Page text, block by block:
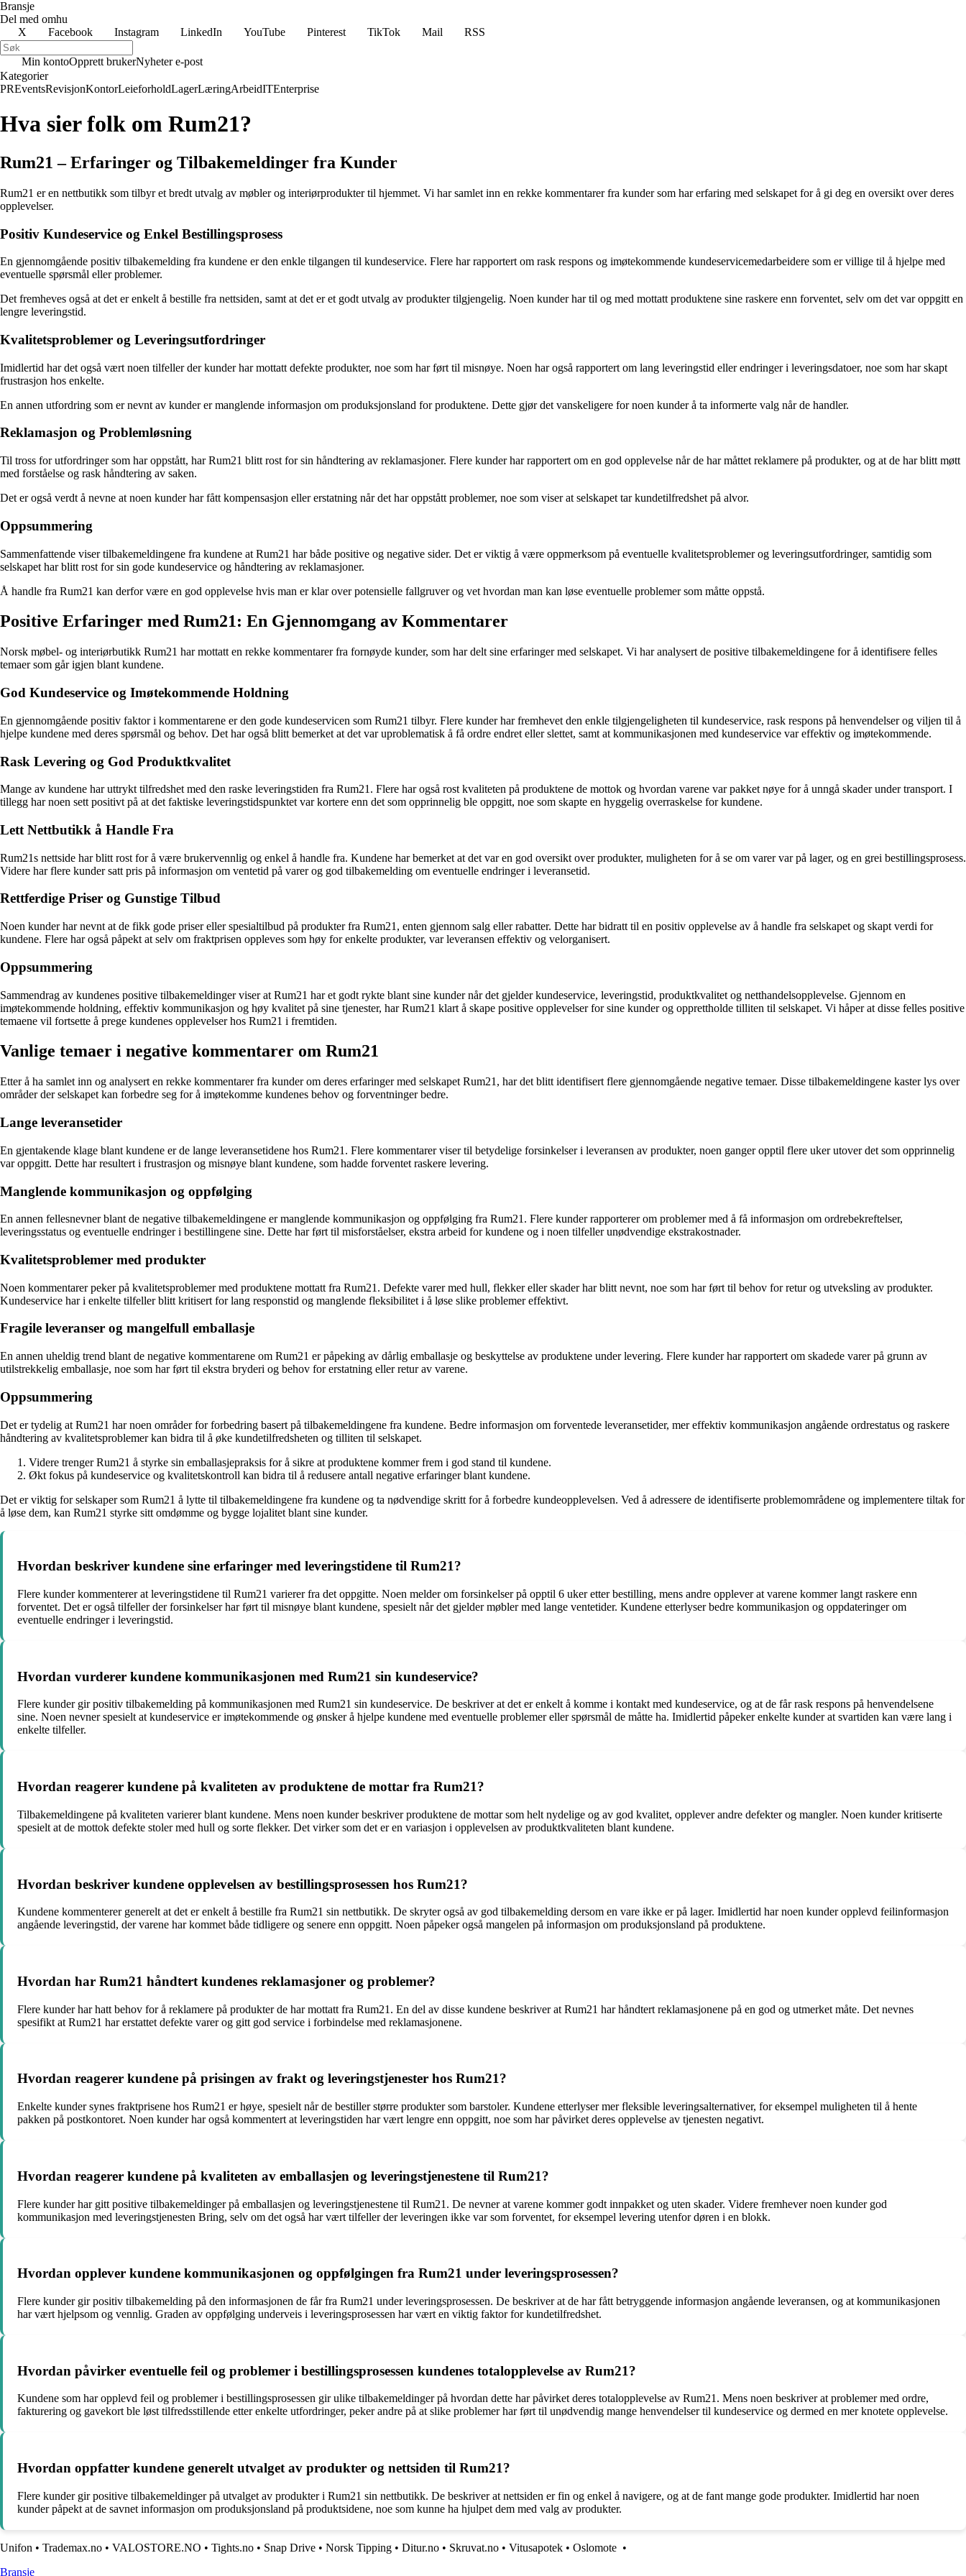
Bransje
Del med omhu
X
Facebook Instagram LinkedIn YouTube Pinterest TikTok Mail RSS
Min kontoOpprett brukerNyheter e-post
Kategorier
PREventsRevisjonKontorLeieforholdLagerLæringArbeidITEnterprise
Hva sier folk om Rum21?
Rum21 – Erfaringer og Tilbakemeldinger fra Kunder
Rum21 er en nettbutikk som tilbyr et bredt utvalg av møbler og interiørprodukter til hjemmet. Vi har samlet inn en rekke kommentarer fra kunder som har erfaring med selskapet for å gi deg en oversikt over deres
opplevelser.
Positiv Kundeservice og Enkel Bestillingsprosess
En gjennomgående positiv tilbakemelding fra kundene er den enkle tilgangen til kundeservice. Flere har rapportert om rask respons og imøtekommende kundeservicemedarbeidere som er villige til å hjelpe med
eventuelle spørsmål eller problemer.
Det fremheves også at det er enkelt å bestille fra nettsiden, samt at det er et godt utvalg av produkter tilgjengelig. Noen kunder har til og med mottatt produktene sine raskere enn forventet, selv om det var oppgitt en
lengre leveringstid.
Kvalitetsproblemer og Leveringsutfordringer
Imidlertid har det også vært noen tilfeller der kunder har mottatt defekte produkter, noe som har ført til misnøye. Noen har også rapportert om lang leveringstid eller endringer i leveringsdatoer, noe som har skapt
frustrasjon hos enkelte.
En annen utfordring som er nevnt av kunder er manglende informasjon om produksjonsland for produktene. Dette gjør det vanskeligere for noen kunder å ta informerte valg når de handler.
Reklamasjon og Problemløsning
Til tross for utfordringer som har oppstått, har Rum21 blitt rost for sin håndtering av reklamasjoner. Flere kunder har rapportert om en god opplevelse når de har måttet reklamere på produkter, og at de har blitt møtt
med forståelse og rask håndtering av saken.
Det er også verdt å nevne at noen kunder har fått kompensasjon eller erstatning når det har oppstått problemer, noe som viser at selskapet tar kundetilfredshet på alvor.
Oppsummering
Sammenfattende viser tilbakemeldingene fra kundene at Rum21 har både positive og negative sider. Det er viktig å være oppmerksom på eventuelle kvalitetsproblemer og leveringsutfordringer, samtidig som
selskapet har blitt rost for sin gode kundeservice og håndtering av reklamasjoner.
Å handle fra Rum21 kan derfor være en god opplevelse hvis man er klar over potensielle fallgruver og vet hvordan man kan løse eventuelle problemer som måtte oppstå.
Positive Erfaringer med Rum21: En Gjennomgang av Kommentarer
Norsk møbel- og interiørbutikk Rum21 har mottatt en rekke kommentarer fra fornøyde kunder, som har delt sine erfaringer med selskapet. Vi har analysert de positive tilbakemeldingene for å identifisere felles
temaer som går igjen blant kundene.
God Kundeservice og Imøtekommende Holdning
En gjennomgående positiv faktor i kommentarene er den gode kundeservicen som Rum21 tilbyr. Flere kunder har fremhevet den enkle tilgjengeligheten til kundeservice, rask respons på henvendelser og viljen til å
hjelpe kundene med deres spørsmål og behov. Det har også blitt bemerket at det var uproblematisk å få ordre endret eller slettet, samt at kommunikasjonen med kundeservice var effektiv og imøtekommende.
Rask Levering og God Produktkvalitet
Mange av kundene har uttrykt tilfredshet med den raske leveringstiden fra Rum21. Flere har også rost kvaliteten på produktene de mottok og hvordan varene var pakket nøye for å unngå skader under transport. I
tillegg har noen sett positivt på at det faktiske leveringstidspunktet var kortere enn det som opprinnelig ble oppgitt, noe som skapte en hyggelig overraskelse for kundene.
Lett Nettbutikk å Handle Fra
Rum21s nettside har blitt rost for å være brukervennlig og enkel å handle fra. Kundene har bemerket at det var en god oversikt over produkter, muligheten for å se om varer var på lager, og en grei bestillingsprosess.
Videre har flere kunder satt pris på informasjon om ventetid på varer og god tilbakemelding om eventuelle endringer i leveransetid.
Rettferdige Priser og Gunstige Tilbud
Noen kunder har nevnt at de fikk gode priser eller spesialtilbud på produkter fra Rum21, enten gjennom salg eller rabatter. Dette har bidratt til en positiv opplevelse av å handle fra selskapet og skapt verdi for
kundene. Flere har også påpekt at selv om fraktprisen oppleves som høy for enkelte produkter, var leveransen effektiv og velorganisert.
Oppsummering
Sammendrag av kundenes positive tilbakemeldinger viser at Rum21 har et godt rykte blant sine kunder når det gjelder kundeservice, leveringstid, produktkvalitet og netthandelsopplevelse. Gjennom en
imøtekommende holdning, effektiv kommunikasjon og høy kvalitet på sine tjenester, har Rum21 klart å skape positive opplevelser for sine kunder og opprettholde tilliten til selskapet. Vi håper at disse felles positive
temaene vil fortsette å prege kundenes opplevelser hos Rum21 i fremtiden.
Vanlige temaer i negative kommentarer om Rum21
Etter å ha samlet inn og analysert en rekke kommentarer fra kunder om deres erfaringer med selskapet Rum21, har det blitt identifisert flere gjennomgående negative temaer. Disse tilbakemeldingene kaster lys over
områder der selskapet kan forbedre seg for å imøtekomme kundenes behov og forventninger bedre.
Lange leveransetider
En gjentakende klage blant kundene er de lange leveransetidene hos Rum21. Flere kommentarer viser til betydelige forsinkelser i leveransen av produkter, noen ganger opptil flere uker utover det som opprinnelig
var oppgitt. Dette har resultert i frustrasjon og misnøye blant kundene, som hadde forventet raskere levering.
Manglende kommunikasjon og oppfølging
En annen fellesnevner blant de negative tilbakemeldingene er manglende kommunikasjon og oppfølging fra Rum21. Flere kunder rapporterer om problemer med å få informasjon om ordrebekreftelser,
leveringsstatus og eventuelle endringer i bestillingene sine. Dette har ført til misforståelser, ekstra arbeid for kundene og i noen tilfeller unødvendige ekstrakostnader.
Kvalitetsproblemer med produkter
Noen kommentarer peker på kvalitetsproblemer med produktene mottatt fra Rum21. Defekte varer med hull, flekker eller skader har blitt nevnt, noe som har ført til behov for retur og utveksling av produkter.
Kundeservice har i enkelte tilfeller blitt kritisert for lang responstid og manglende fleksibilitet i å løse slike problemer effektivt.
Fragile leveranser og mangelfull emballasje
En annen uheldig trend blant de negative kommentarene om Rum21 er påpeking av dårlig emballasje og beskyttelse av produktene under levering. Flere kunder har rapportert om skadede varer på grunn av
utilstrekkelig emballasje, noe som har ført til ekstra bryderi og behov for erstatning eller retur av varene.
Oppsummering
Det er tydelig at Rum21 har noen områder for forbedring basert på tilbakemeldingene fra kundene. Bedre informasjon om forventede leveransetider, mer effektiv kommunikasjon angående ordrestatus og raskere
håndtering av kvalitetsproblemer kan bidra til å øke kundetilfredsheten og tilliten til selskapet.
Videre trenger Rum21 å styrke sin emballasjepraksis for å sikre at produktene kommer frem i god stand til kundene.
Økt fokus på kundeservice og kvalitetskontroll kan bidra til å redusere antall negative erfaringer blant kundene.
Det er viktig for selskaper som Rum21 å lytte til tilbakemeldingene fra kundene og ta nødvendige skritt for å forbedre kundeopplevelsen. Ved å adressere de identifiserte problemområdene og implementere tiltak for
å løse dem, kan Rum21 styrke sitt omdømme og bygge lojalitet blant sine kunder.
Hvordan beskriver kundene sine erfaringer med leveringstidene til Rum21?
Flere kunder kommenterer at leveringstidene til Rum21 varierer fra det oppgitte. Noen melder om forsinkelser på opptil 6 uker etter bestilling, mens andre opplever at varene kommer langt raskere enn
forventet. Det er også tilfeller der forsinkelser har ført til misnøye blant kundene, spesielt når det gjelder møbler med lange ventetider. Kundene etterlyser bedre kommunikasjon og oppdateringer om
eventuelle endringer i leveringstid.
Hvordan vurderer kundene kommunikasjonen med Rum21 sin kundeservice?
Flere kunder gir positiv tilbakemelding på kommunikasjonen med Rum21 sin kundeservice. De beskriver at det er enkelt å komme i kontakt med kundeservice, og at de får rask respons på henvendelsene
sine. Noen nevner spesielt at kundeservice er imøtekommende og ønsker å hjelpe kundene med eventuelle problemer eller spørsmål de måtte ha. Imidlertid påpeker enkelte kunder at svartiden kan være lang i
enkelte tilfeller.
Hvordan reagerer kundene på kvaliteten av produktene de mottar fra Rum21?
Tilbakemeldingene på kvaliteten varierer blant kundene. Mens noen kunder beskriver produktene de mottar som helt nydelige og av god kvalitet, opplever andre defekter og mangler. Noen kunder kritiserte
spesielt at de mottok defekte stoler med hull og sorte flekker. Det virker som det er en variasjon i opplevelsen av produktkvaliteten blant kundene.
Hvordan beskriver kundene opplevelsen av bestillingsprosessen hos Rum21?
Kundene kommenterer generelt at det er enkelt å bestille fra Rum21 sin nettbutikk. De skryter også av god tilbakemelding dersom en vare ikke er på lager. Imidlertid har noen kunder opplevd feilinformasjon
angående leveringstid, der varene har kommet både tidligere og senere enn oppgitt. Noen påpeker også mangelen på informasjon om produksjonsland på produktene.
Hvordan har Rum21 håndtert kundenes reklamasjoner og problemer?
Flere kunder har hatt behov for å reklamere på produkter de har mottatt fra Rum21. En del av disse kundene beskriver at Rum21 har håndtert reklamasjonene på en god og utmerket måte. Det nevnes
spesifikt at Rum21 har erstattet defekte varer og gitt god service i forbindelse med reklamasjonene.
Hvordan reagerer kundene på prisingen av frakt og leveringstjenester hos Rum21?
Enkelte kunder synes fraktprisene hos Rum21 er høye, spesielt når de bestiller større produkter som barstoler. Kundene etterlyser mer fleksible leveringsalternativer, for eksempel muligheten til å hente
pakken på postkontoret. Noen kunder har også kommentert at leveringstiden har vært lengre enn oppgitt, noe som har påvirket deres opplevelse av tjenesten negativt.
Hvordan reagerer kundene på kvaliteten av emballasjen og leveringstjenestene til Rum21?
Flere kunder har gitt positive tilbakemeldinger på emballasjen og leveringstjenestene til Rum21. De nevner at varene kommer godt innpakket og uten skader. Videre fremhever noen kunder god
kommunikasjon med leveringstjenesten Bring, selv om det også har vært tilfeller der leveringen ikke var som forventet, for eksempel levering utenfor døren i en blokk.
Hvordan opplever kundene kommunikasjonen og oppfølgingen fra Rum21 under leveringsprosessen?
Flere kunder gir positiv tilbakemelding på den informasjonen de får fra Rum21 under leveringsprosessen. De beskriver at de har fått betryggende informasjon angående leveransen, og at kommunikasjonen
har vært hjelpsom og vennlig. Graden av oppfølging underveis i leveringsprosessen har vært en viktig faktor for kundetilfredshet.
Hvordan påvirker eventuelle feil og problemer i bestillingsprosessen kundenes totalopplevelse av Rum21?
Kundene som har opplevd feil og problemer i bestillingsprosessen gir ulike tilbakemeldinger på hvordan dette har påvirket deres totalopplevelse av Rum21. Mens noen beskriver at problemer med ordre,
fakturering og gavekort ble løst tilfredsstillende etter enkelte utfordringer, peker andre på at slike problemer har ført til unødvendig mange henvendelser til kundeservice og dermed en mer knotete opplevelse.
Hvordan oppfatter kundene generelt utvalget av produkter og nettsiden til Rum21?
Flere kunder gir positive tilbakemeldinger på utvalget av produkter i Rum21 sin nettbutikk. De beskriver at nettsiden er fin og enkel å navigere, og at de fant mange gode produkter. Imidlertid har noen
kunder påpekt at de savnet informasjon om produksjonsland på produktsidene, noe som kunne ha hjulpet dem med valg av produkter.
Unifon • Trademax.no • VALOSTORE.NO • Tights.no • Snap Drive • Norsk Tipping • Ditur.no • Skruvat.no • Vitusapotek • Oslomote •
Bransje